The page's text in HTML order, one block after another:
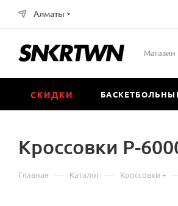
Алматы
СКИДКИ
Кроссовки P-
Главная — Каталог — Кроссовки